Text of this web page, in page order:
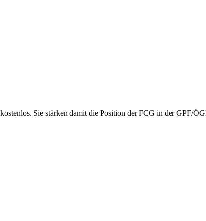
Sie stärken damit die Position der FCG in der GPF/